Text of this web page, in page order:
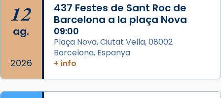
Arquebisbat de Barcelona
2 weeks ago
Memòria de les santes Juliana i
Semproniana, verges i màrtirs.
Acompanyant la història de sant Cugat, a
partir de l’Edat Mitjana sorgeix la tradició
que les santes Juliana (“relatiu a Júlia”) i
12
ag.
2026
437 Festes de Sant Roc de
Barcelona a la plaça Nova
09:00
Plaça Nova, Ciutat Vella, 08002
Barcelona, Espanya
+ info